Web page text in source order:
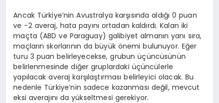
Ancak Türkiye’nin Avustralya karşısında aldığı 0 puan
ve -2 averaj, hata payını ortadan kaldırdı. Kalan iki
maçta (ABD ve Paraguay) galibiyet almanın yanı sıra,
maçların skorlarının da büyük önemi bulunuyor. Eğer
turu 3 puan belirleyecekse, grubun üçüncüsünün
belirlenmesinde diğer gruplardaki üçüncülerle
yapılacak averaj karşılaştırması belirleyici olacak. Bu
nedenle Türkiye’nin sadece kazanması değil, mevcut
eksi averajını da yükseltmesi gerekiyor.